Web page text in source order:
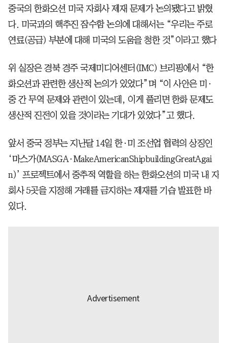
중국의 한화오션 미국 자회사 제재 문제가 논의됐다고 밝혔
다. 미국과의 핵추진 잠수함 논의에 대해서는 “우리는 주로
연료(공급) 부분에 대해 미국의 도움을 청한 것”이라고 했다
위 실장은 경북 경주 국제미디어센터(IMC) 브리핑에서 “한
화오션과 관련한 생산적 논의가 있었다”며 “이 사안은 미·
중 간 무역 문제와 관련이 있는데, 이게 풀리면 한화 문제도
생산적 진전이 있을 것이라는 기대가 있었다”고 했다.
앞서 중국 정부는 지난달 14일 한·미 조선업 협력의 상징인
‘마스가(MASGA·MakeAmericanShipbuildingGreatAgai
n)’ 프로젝트에서 중추적 역할을 하는 한화오션의 미국 내 자
회사 5곳을 지정해 거래를 금지하는 제재를 기습 발표한 바
있다.